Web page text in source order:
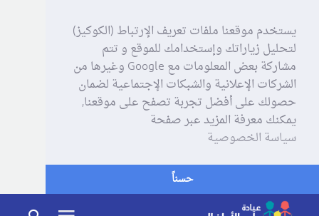
يستخدم موقعنا ملفات تعريف الإرتباط (الكوكيز)
لتحليل زياراتك وإستخدامك للموقع و تتم
مشاركة بعض المعلومات مع Google وغيرها من
الشركات الإعلانية والشبكات الإجتماعية لضمان
حصولك على أفضل تجربة تصفح على موقعنا,
يمكنك معرفة المزيد عبر صفحة
سياسة الخصوصية
حسناً